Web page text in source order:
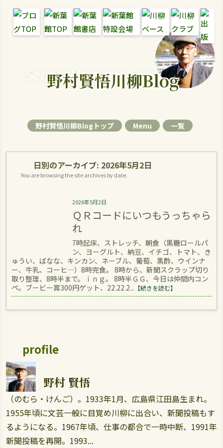
Senryu Magazine Senryu Blog
野村賢悟川柳Blog
野村賢悟川柳Blogトップ Menu 一覧
日別のアーカイブ: 2026年5月2日
You are browsing the site archives by date.
2026年5月2日
ＱＲコードにいつもうっちゃら
れ
7時起床、ストレッチ、朝食（黒糖ロールパ
ン、ヨーグルト、納豆、イチゴ、トマト、き
ゅうい、ばなな、キンカン、ネーブル、葡萄、黒酢、ウインナ
ー、牛乳、コーヒ―）8時完食。 8時から、新聞スクラップ切り
取り整理、8時半まで。ｉｎｇ。 8時半ＧＧ、今日は仲間内コン
ペ。ブービー賞300円ゲット、22.22.2... 【続きを読む】
profile
野村 賢悟
（のむら・けんご）。1933年1月、広島県江田島生まれ。
1955年頃に文芸一般に目覚め川柳に出合い、新聞投稿もす
るようになる。1967年頃、仕事の都合で一時中断、1991年
新聞投稿を再開。1993...